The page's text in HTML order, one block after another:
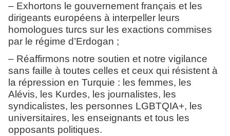
– Exhortons le gouvernement français et les
dirigeants européens à interpeller leurs
homologues turcs sur les exactions commises
par le régime d’Erdogan ;
– Réaffirmons notre soutien et notre vigilance
sans faille à toutes celles et ceux qui résistent à
la répression en Turquie : les femmes, les
Alévis, les Kurdes, les journalistes, les
syndicalistes, les personnes LGBTQIA+, les
universitaires, les enseignants et tous les
opposants politiques.